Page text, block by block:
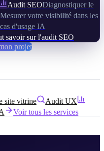
Audit SEODiagnostiquer le
Mesurer votre visibilité dans les
d'usage IA
savoir sur l'audit SEO
projet
site vitrine
Audit UX
Voir tous les services